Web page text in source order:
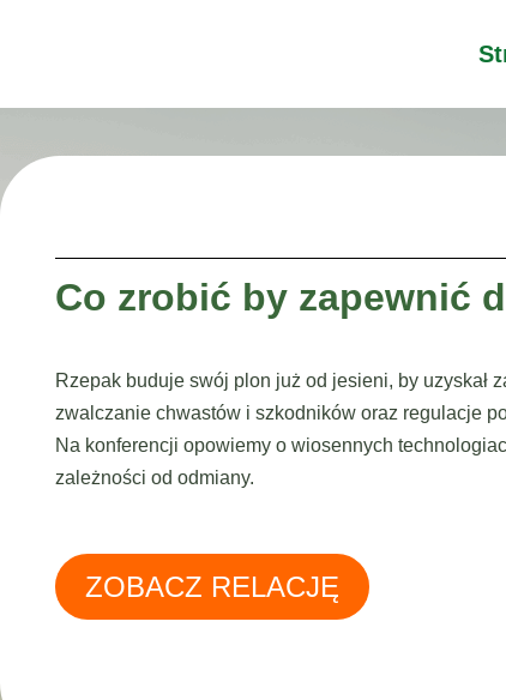
Co zrobić by zapewnić
Rzepak buduje swój plon już od jesieni, by uzyskał
zwalczanie chwastów i szkodników oraz regulacje
Na konferencji opowiemy o wiosennych
zależności od odmiany.
ZOBACZ RELACJĘ